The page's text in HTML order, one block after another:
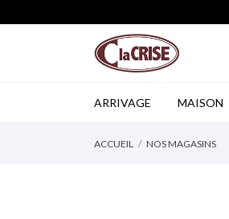
ARRIVAGE MAISON
ACCUEIL NOS MAGASINS